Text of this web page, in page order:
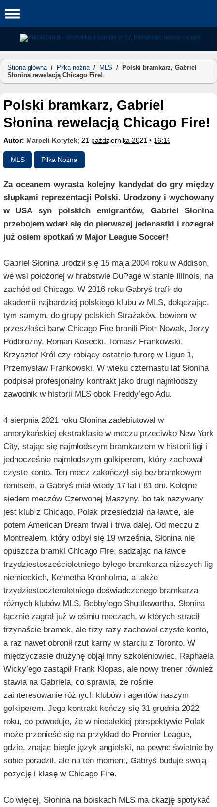
to
Strona główna/ Piłka nożna/ MLS /
Polski bramkarz, Gabriel
Słonina rewelacją Chicago Fire!
Polski bramkarz, Gabriel
Słonina rewelacją Chicago Fire!
Autor: Marceli Korytek; 21 października 2021 • 16:16
MLS Piłka Nożna
Za oceanem wyrasta kolejny kandydat do gry między
słupkami reprezentacji Polski. Urodzony i wychowany
w USA syn polskich emigrantów, Gabriel Słonina
przebojem wdarł się do pierwszej jedenastki i rozegrał
już osiem spotkań w Major League Soccer!
Gabriel Słonina urodził się 15 maja 2004 roku w Addison,
we wsi położonej w hrabstwie DuPage w stanie Illinois, na
zachód od Chicago. W 2016 roku Gabryś trafił do
akademii najbardziej polskiego klubu w MLS, dołączając,
tym samym, do grupy polskich Strażaków, bowiem w
przeszłości barw Chicago Fire bronili Piotr Nowak, Jerzy
Podbrożny, Roman Kosecki, Tomasz Frankowski,
Krzysztof Król czy robiący ostatnio furorę w Ligue 1,
Przemysław Frankowski. W wieku czternastu lat Słonina
podpisał profesjonalny kontrakt jako drugi najmłodszy
zawodnik w historii MLS obok Freddy’ego Adu.
4 sierpnia 2021 roku Słonina zadebiutował w
amerykańskiej ekstraklasie w meczu przeciwko New York
City, stając się najmłodszym bramkarzem w historii ligi i
jednocześnie najmłodszym golkiperem, który zachował
czyste konto. Ten mecz zakończył się bezbramkowym
remisem, a Gabryś miał wtedy 17 lat i 81 dni. Kolejne
siedem meczów Czerwonej Maszyny, bo tak nazywany
jest klub z Chicago, Polak przesiedział na ławce, ale
potem American Dream trwał i trwa dalej. Od meczu z
Montrealem, który odbył się 19 września, Słonina nie
opuszcza bramki Chicago Fire, sadzając na ławce
trzydziestosześcioletniego byłego bramkarza niższych lig
niemieckich, Kennetha Kronholma, a także
trzydziestoczteroletniego doświadczonego bramkarza
różnych klubów MLS, Bobby’ego Shuttlewortha. Słonina
łącznie zagrał już w ośmiu meczach, w których stracił
trzynaście bramek, ale trzy razy zachował czyste konto,
a raz nawet obronił rzut karny w starciu z Toronto. W
międzyczasie drużynę objął inny szkoleniowiec. Raphaela
Wicky’ego zastąpił Frank Klopas, ale nowy trener również
stawia na Gabriela, co sprawia, że rośnie
zainteresowanie różnych klubów i agentów naszym
golkiperem. Jego kontrakt kończy się 31 grudnia 2022
roku, co powoduje, że w niedalekiej perspektywie Polak
może przenieść się na przykład do Premier League,
gdzie, znając biegle język angielski, na pewno świetnie by
sobie poradził, ale na ten moment, Gabryś buduje swoją
pozycję i klasę w Chicago Fire.
Co więcej, Słonina na boiskach MLS ma okazję spotykać